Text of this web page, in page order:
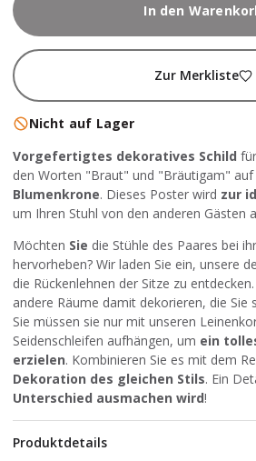
In den
Zur Merkliste
Nicht auf Lager
Vorgefertigtes dekoratives Schild
den Worten "Braut" und "Bräutigam" auf
Blumenkrone. Dieses Poster wird zur
um Ihren Stuhl von den anderen Gästen
Möchten Sie die Stühle des Paares bei
hervorheben? Wir laden Sie ein, unsere
die Rückenlehnen der Sitze zu
andere Räume damit dekorieren, die Sie
Sie müssen sie nur mit unseren
Seidenschleifen aufhängen, um ein
erzielen. Kombinieren Sie es mit dem
Dekoration des gleichen Stils. Ein
Unterschied ausmachen wird!
Produktdetails